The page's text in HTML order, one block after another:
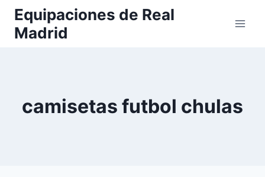
Saltar
contenido
Equipaciones de Real
Madrid
camisetas futbol chulas